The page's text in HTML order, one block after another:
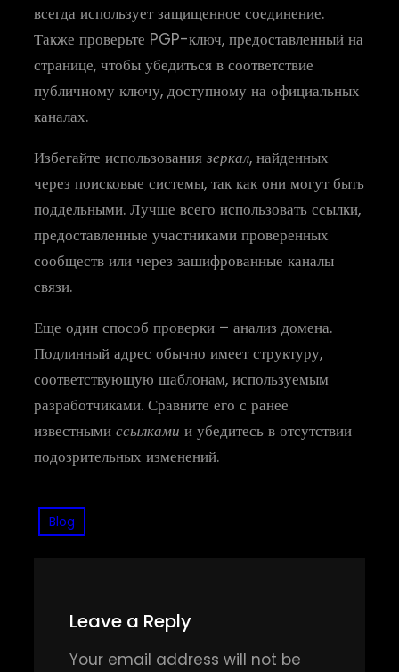
всегда использует защищенное соединение.
Также проверьте PGP-ключ, предоставленный на
странице, чтобы убедиться в соответствие
публичному ключу, доступному на официальных
каналах.
Избегайте использования зеркал, найденных
через поисковые системы, так как они могут быть
поддельными. Лучше всего использовать ссылки,
предоставленные участниками проверенных
сообществ или через зашифрованные каналы
связи.
Еще один способ проверки – анализ домена.
Подлинный адрес обычно имеет структуру,
соответствующую шаблонам, используемым
разработчиками. Сравните его с ранее
известными ссылками и убедитесь в отсутствии
подозрительных изменений.
Blog
Leave a Reply
Your email address will not be